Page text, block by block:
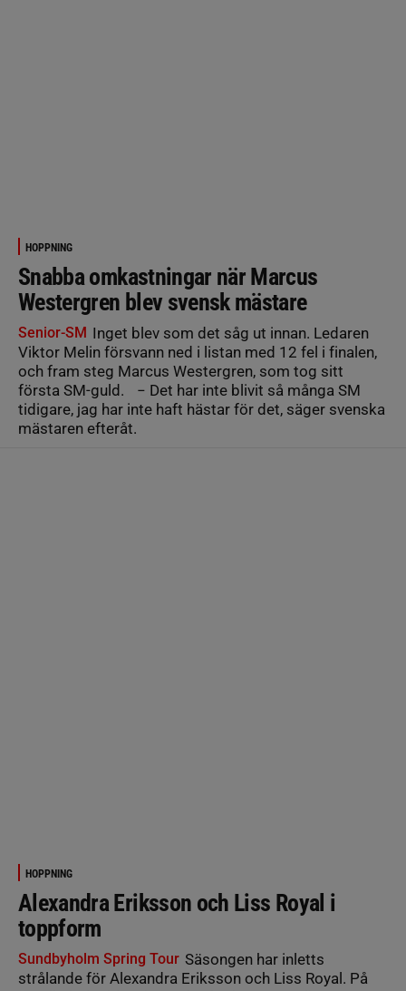
HOPPNING
Snabba omkastningar när Marcus
Westergren blev svensk mästare
Senior-SM Inget blev som det såg ut innan. Ledaren
Viktor Melin försvann ned i listan med 12 fel i finalen,
och fram steg Marcus Westergren, som tog sitt
första SM-guld. − Det har inte blivit så många SM
tidigare, jag har inte haft hästar för det, säger svenska
mästaren efteråt.
HOPPNING
Alexandra Eriksson och Liss Royal i
toppform
Sundbyholm Spring Tour Säsongen har inletts
strålande för Alexandra Eriksson och Liss Royal. På